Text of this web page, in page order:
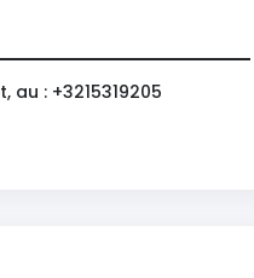
: +3215319205